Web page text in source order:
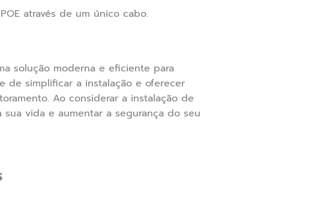
através de um único cabo.
solução moderna e eficiente para
de simplificar a instalação e oferecer
Ao considerar a instalação de
vida e aumentar a segurança do seu